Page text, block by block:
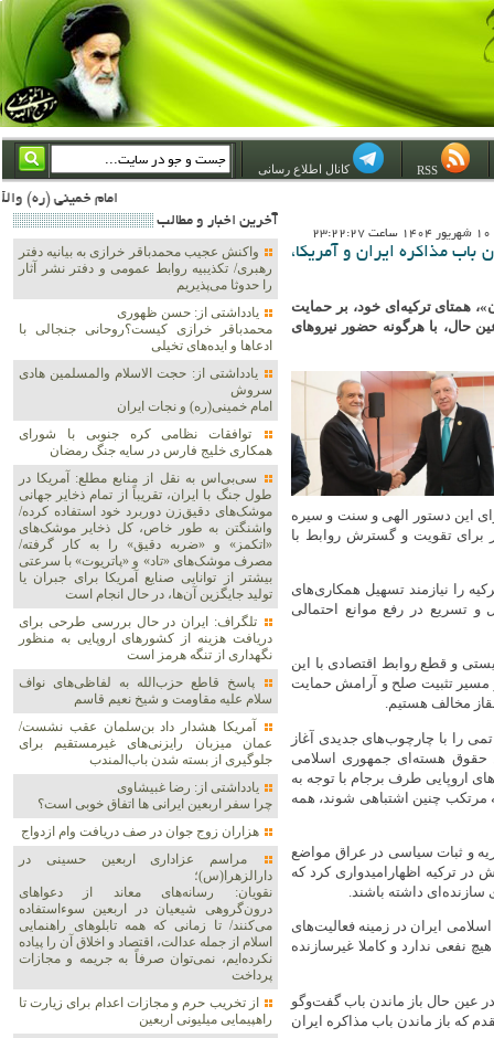
کانال اطلاع رسانی
امام خمینی (ره) والله اسلام تمامش سیاست است؛ ***** امام شهید: به گفتار امام و کردار امام اهتمام بورزید ***** امام خمینی(ره): ان شاء الله ما اندوه دلمان را در وقت مناسب با انتقام از امریکا و
باب مذاکره ایران و آمریکا،
همتای ترکیه‌ای خود، بر حمایت
حال، با هرگونه حضور نیروهای
این دستور الهی و سنت و سیره
برای تقویت و گسترش روابط با
را نیازمند تسهیل همکاری‌های
تسریع در رفع موانع احتمالی
و قطع روابط اقتصادی با این
مسیر تثبیت صلح و آرامش حمایت
مخالف هستیم.
را با چارچوب‌های جدیدی آغاز
حقوق هسته‌ای جمهوری اسلامی
اروپایی طرف برجام با توجه به
مرتکب چنین اشتباهی شوند، همه
و ثبات سیاسی در عراق مواضع
ترکیه اظهارامیدواری کرد که
داشته باشند.
ایران در زمینه فعالیت‌های
نفعی ندارد و کاملا غیرسازنده
عین حال باز ماندن باب گفت‌وگو
که باز ماندن باب مذاکره ایران
آخرين اخبار و مطالب
واکنش عجیب محمدباقر خرازی به بیانیه دفتر
رهبری/ تکذیبیه روابط عمومی و دفتر نشر آثار
را حدوثا می‌پذیریم
یادداشتی از: حسن ظهوری
محمدباقر خرازی کیست؟روحانی جنجالی با
ادعاها و ایده‌های تخیلی
یادداشتی از: حجت الاسلام والمسلمین هادی
سروش
امام خمینی(ره) و نجات ایران
توافقات نظامی کره جنوبی با شورای
همکاری خلیج فارس در سایه جنگ رمضان
سی‌بی‌اس به نقل از منابع مطلع: آمریکا در
طول جنگ با ایران، تقریباً از تمام ذخایر جهانی
موشک‌های دقیق‌زن دوربرد خود استفاده کرده/
واشنگتن به طور خاص، کل ذخایر موشک‌های
«اتکمز» و «ضربه دقیق» را به کار گرفته/
مصرف موشک‌های «تاد» و «پاتریوت» با سرعتی
بیشتر از توانایی صنایع آمریکا برای جبران یا
تولید جایگزین آن‌ها، در حال انجام است
تلگراف: ایران در حال بررسی طرحی برای
دریافت هزینه از کشورهای اروپایی به منظور
نگهداری از تنگه هرمز است
پاسخ قاطع حزب‌الله به لفاظی‌های نواف
سلام علیه مقاومت و شیخ نعیم قاسم
آمریکا هشدار داد بن‌سلمان عقب نشست/
عمان میزبان رایزنی‌های غیرمستقیم برای
جلوگیری از بسته شدن باب‌المندب
یادداشتی از: رضا غبیشاوی
چرا سفر اربعین ایرانی ها اتفاق خوبی است؟
هزاران زوج‌ جوان در صف دریافت وام ازدواج
مراسم عزاداری اربعین حسینی در
دارالزهرا(س)؛
نقویان: رسانه‌های معاند از دعواهای
درون‌گروهی شیعیان در اربعین سوءاستفاده
می‌کنند/ تا زمانی که همه تابلوهای راهنمایی
اسلام از جمله عدالت، اقتصاد و اخلاق آن را پیاده
نکرده‌ایم، نمی‌توان صرفاً به جریمه و مجازات
پرداخت
از تخریب حرم و مجازات اعدام برای زیارت تا
راهپیمایی میلیونی اربعین